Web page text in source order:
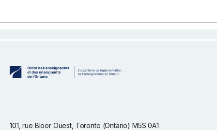
101, rue Bloor Ouest, Toronto (Ontario) M5S 0A1